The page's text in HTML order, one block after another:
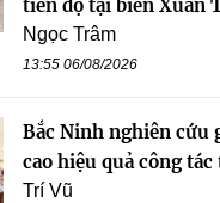
tiến độ tại biển Xuân
Ngọc Trâm
13:55 06/08/2026
Bắc Ninh nghiên cứu
cao hiệu quả công
Trí Vũ